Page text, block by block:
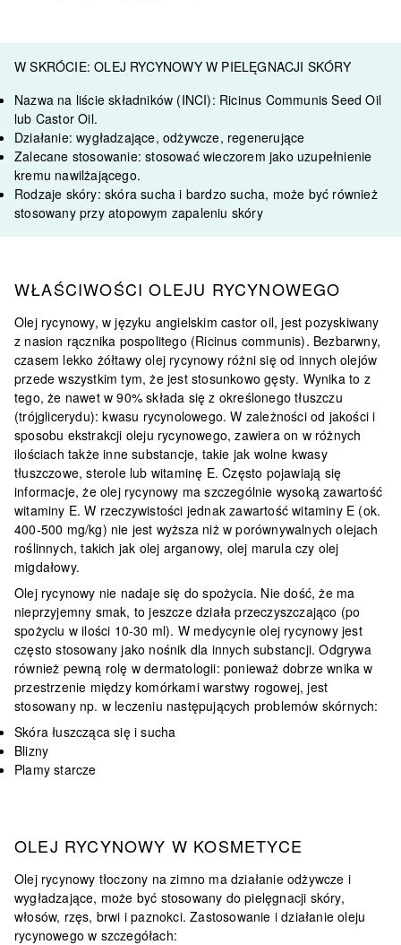
W SKRÓCIE: OLEJ RYCYNOWY W PIELĘGNACJI SKÓRY
Nazwa na liście składników (INCI): Ricinus Communis Seed Oil
lub Castor Oil.
Działanie:wygładzające, odżywcze, regenerujące
Zalecane stosowanie:stosować wieczorem jako uzupełnienie
kremu nawilżającego.
Rodzaje skóry: skóra sucha i bardzo sucha, może być również
stosowany przy atopowym zapaleniu skóry
WŁAŚCIWOŚCI OLEJU RYCYNOWEGO
Olej rycynowy, w języku angielskim castor oil, jest pozyskiwany
z nasion rącznika pospolitego (Ricinus communis). Bezbarwny,
czasem lekko żółtawy olej rycynowy różni się od innych olejów
przede wszystkim tym, że jest stosunkowogęsty. Wynika to z
tego, że nawet w 90% składa się z określonego tłuszczu
(trójglicerydu): kwasu rycynolowego. W zależności od jakości i
sposobu ekstrakcji oleju rycynowego, zawiera on w różnych
ilościach także inne substancje, takie jak wolne kwasy
tłuszczowe, sterole lub witaminę E. Często pojawiają się
informacje, że olej rycynowy ma szczególnie wysoką zawartość
witaminy E. W rzeczywistości jednak zawartość witaminy E (ok.
400-500 mg/kg) nie jest wyższa niż w porównywalnych olejach
roślinnych, takich jak olej arganowy, olej marula czy olej
migdałowy.
Olej rycynowy nie nadaje się do spożycia. Nie dość, że ma
nieprzyjemny smak, to jeszcze działa przeczyszczająco (po
spożyciu w ilości 10-30 ml). W medycynie olej rycynowy jest
często stosowany jako nośnik dla innych substancji. Odgrywa
również pewną rolę w dermatologii: ponieważ dobrze wnika w
przestrzenie między komórkami warstwy rogowej, jest
stosowany np. w leczeniu następujących problemów skórnych:
Skóra łuszcząca się i sucha
Blizny
Plamy starcze
OLEJ RYCYNOWY W KOSMETYCE
Olej rycynowy tłoczony na zimno ma działanie odżywcze i
wygładzające, może być stosowany do pielęgnacji skóry,
włosów, rzęs, brwi i paznokci. Zastosowanie i działanie oleju
rycynowego w szczegółach: